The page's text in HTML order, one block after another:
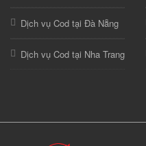
Dịch vụ Cod tại Đà Nẵng
Dịch vụ Cod tại Nha Trang